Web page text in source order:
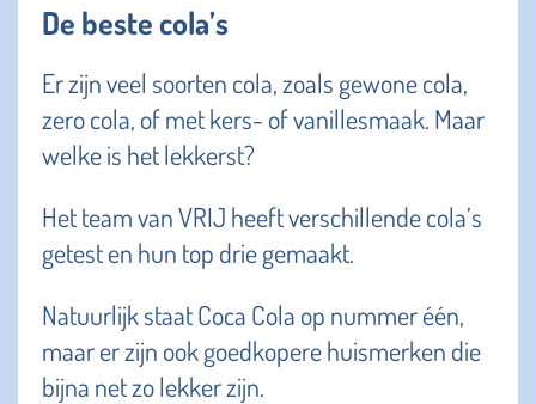
De beste cola’s
Er zijn veel soorten cola, zoals gewone cola,
zero cola, of met kers- of vanillesmaak. Maar
welke is het lekkerst?
Het team van VRIJ heeft verschillende cola’s
getest en hun top drie gemaakt.
Natuurlijk staat Coca Cola op nummer één,
maar er zijn ook goedkopere huismerken die
bijna net zo lekker zijn.